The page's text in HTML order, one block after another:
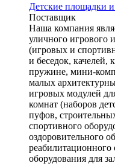
Детские площадки
Поставщик
Наша компания
уличного игрового
(игровых и
и беседок, качелей,
пружине, мини-
малых
игровых модулей
комнат (наборов
пуфов,
спортивного
оздоровительного
реабилитационного
оборудования для